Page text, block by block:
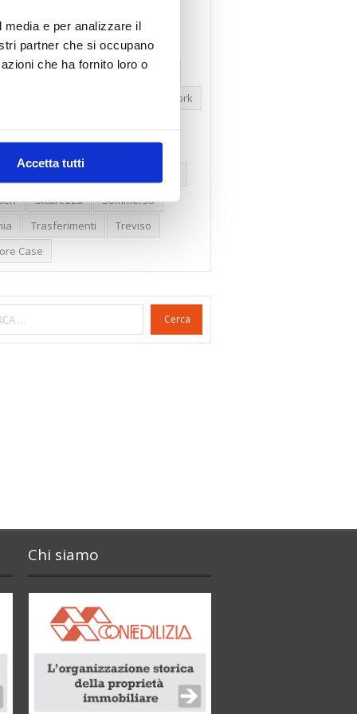
e per analizzare il
partner che si occupano
che ha fornito loro o
Accetta tutti
Firenze
Gabetti Spa
Deal
Green Party
Green
Irregolarità Formali
New York
Sicurezza
Sommerso
Trasferimenti
Treviso
Case
Cerca
Chi siamo